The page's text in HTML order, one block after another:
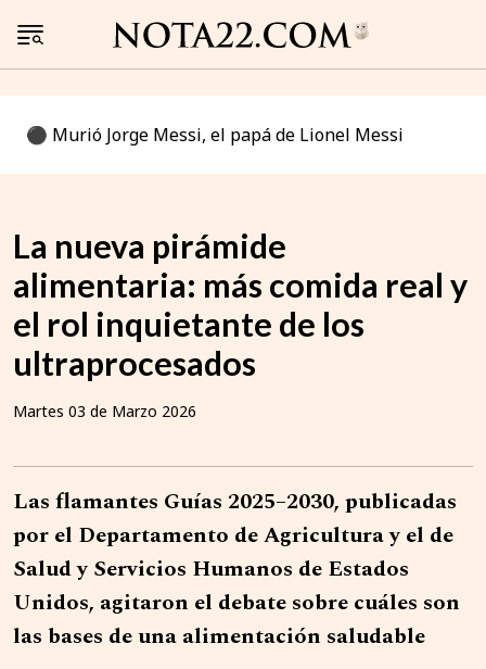
⚫️ Murió Jorge Messi, el papá de Lionel Messi
La nueva pirámide
alimentaria: más comida real y
el rol inquietante de los
ultraprocesados
Martes 03 de Marzo 2026
Las flamantes Guías 2025–2030, publicadas
por el Departamento de Agricultura y el de
Salud y Servicios Humanos de Estados
Unidos, agitaron el debate sobre cuáles son
las bases de una alimentación saludable